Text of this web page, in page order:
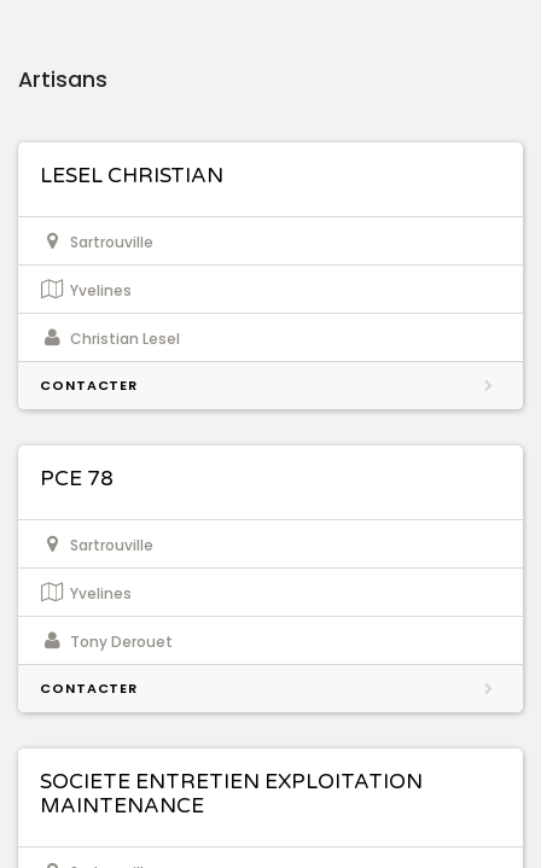
Artisans
LESEL CHRISTIAN
Sartrouville
Yvelines
Christian Lesel
CONTACTER
PCE 78
Sartrouville
Yvelines
Tony Derouet
CONTACTER
SOCIETE ENTRETIEN EXPLOITATION
MAINTENANCE